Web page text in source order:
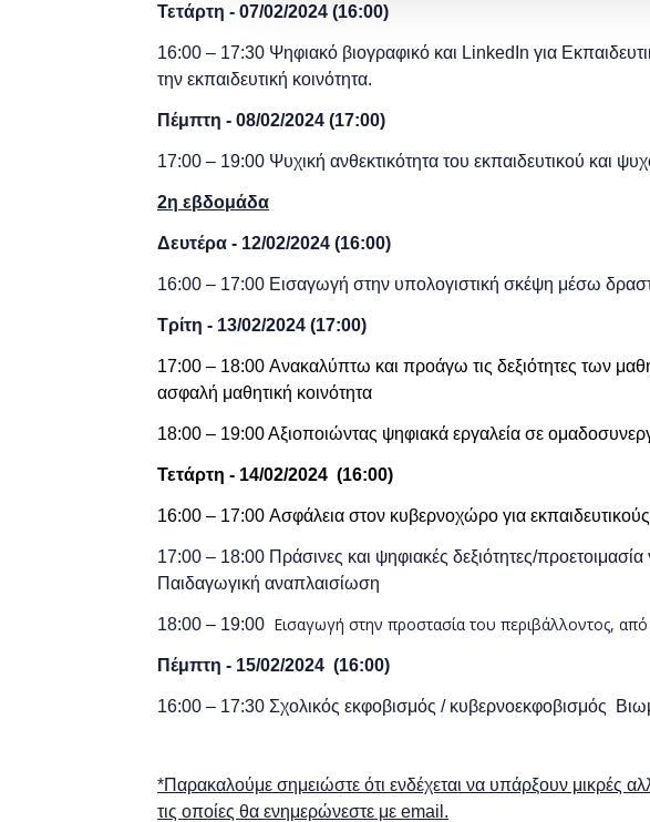
Τετάρτη - 07/02/2024 (16:00)
16:00 – 17:30 Ψηφιακό βιογραφικό και LinkedIn για
την εκπαιδευτική κοινότητα.
Πέμπτη - 08/02/2024 (17:00)
17:00 – 19:00 Ψυχική ανθεκτικότητα του εκπαιδευτικού και
2η εβδομάδα
Δευτέρα - 12/02/2024 (16:00)
16:00 – 17:00 Εισαγωγή στην υπολογιστική σκέψη μέσω
Τρίτη - 13/02/2024 (17:00)
17:00 – 18:00 Ανακαλύπτω και προάγω τις δεξιότητες των
ασφαλή μαθητική κοινότητα
18:00 – 19:00 Αξιοποιώντας ψηφιακά εργαλεία σε
Τετάρτη - 14/02/2024 (16:00)
16:00 – 17:00 Ασφάλεια στον κυβερνοχώρο για
17:00 – 18:00 Πράσινες και ψηφιακές δεξιότητες/
Παιδαγωγική αναπλαισίωση
18:00 – 19:00 Εισαγωγή στην προστασία του περιβάλλοντος,
Πέμπτη - 15/02/2024 (16:00)
16:00 – 17:30 Σχολικός εκφοβισμός / κυβερνοεκφοβισμός
*Παρακαλούμε σημειώστε ότι ενδέχεται να υπάρξουν μικρές
τις οποίες θα ενημερώνεστε με email.